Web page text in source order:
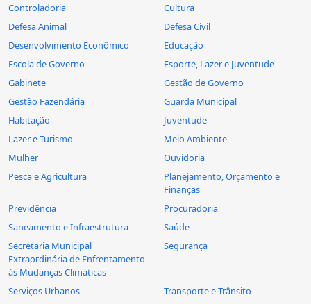
Controladoria
Cultura
Defesa Animal
Defesa Civil
Desenvolvimento Econômico
Educação
Escola de Governo
Esporte, Lazer e Juventude
Gabinete
Gestão de Governo
Gestão Fazendária
Guarda Municipal
Habitação
Juventude
Lazer e Turismo
Meio Ambiente
Mulher
Ouvidoria
Pesca e Agricultura
Planejamento, Orçamento e
Finanças
Previdência
Procuradoria
Saneamento e Infraestrutura
Saúde
Secretaria Municipal
Extraordinária de Enfrentamento
às Mudanças Climáticas
Segurança
Serviços Urbanos Transporte e Trânsito